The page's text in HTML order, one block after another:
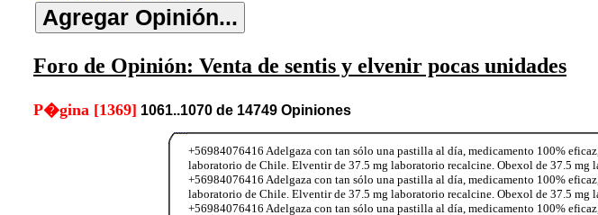
Foro de Opinión: Venta de sentis y elvenir pocas unidades
P�gina [1369] 1061..1070 de 14749 Opiniones
+56984076416 Adelgaza con tan sólo una pastilla al día, medicamento 100%
laboratorio de Chile. Elventir de 37.5 mg laboratorio recalcine. Obexol de 37.5 mg
+56984076416 Adelgaza con tan sólo una pastilla al día, medicamento 100%
laboratorio de Chile. Elventir de 37.5 mg laboratorio recalcine. Obexol de 37.5 mg
+56984076416 Adelgaza con tan sólo una pastilla al día, medicamento 100%